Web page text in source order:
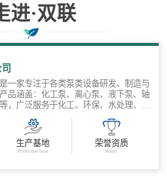
进·双联
与您协作共赢
一家专注于各类泵类设备研发、制造与
品涵盖：化工泵、离心泵、液下泵、轴
，广泛服务于化工、环保、水处理、电
户输送需求，提供标准产品 + 非标定制
服务，打造从泵体设计到系统集成的多
、
纸/选型表提供，快速交货，售后保
生产基地
Production base
荣誉资质
Honor